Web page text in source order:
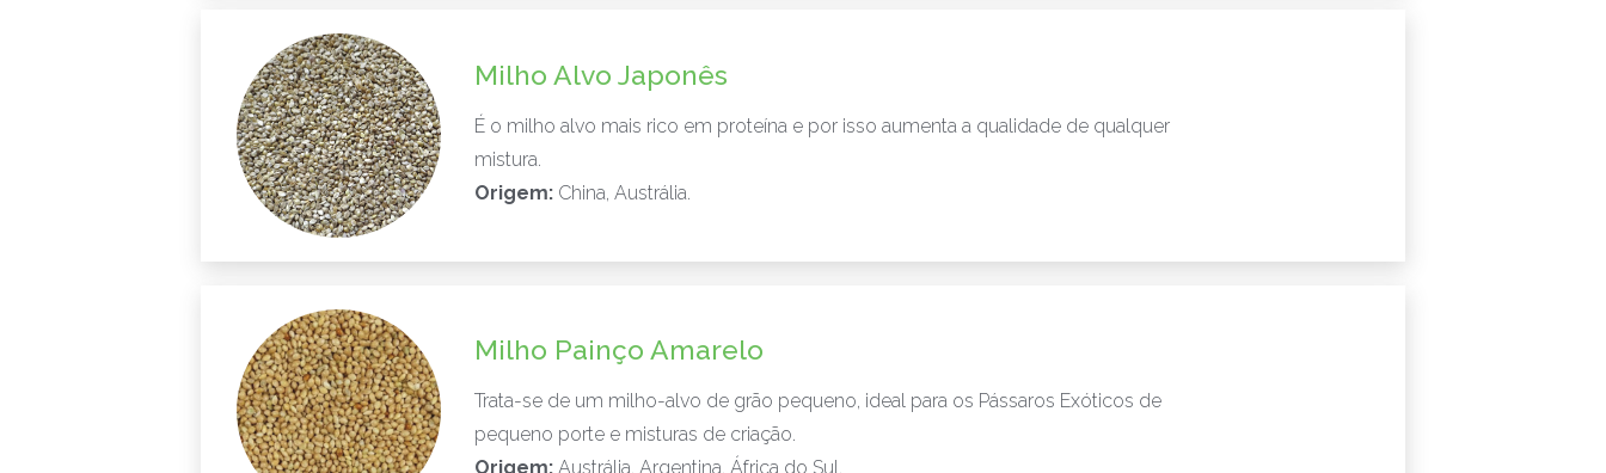
Milho Alvo Japonês
É o milho alvo mais rico em proteína e por isso aumenta a qualidade de qualquer
mistura.
Origem: China, Austrália.
Milho Painço Amarelo
Trata-se de um milho-alvo de grão pequeno, ideal para os Pássaros Exóticos de
pequeno porte e misturas de criação.
Origem: Austrália, Argentina, África do Sul.